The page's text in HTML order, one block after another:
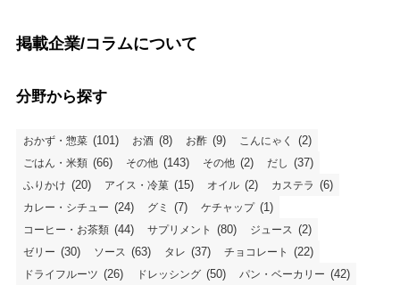
掲載企業/コラムについて
分野から探す
おかず・惣菜 (101) お酒 (8) お酢 (9) こんにゃく (2)
ごはん・米類 (66) その他 (143) その他 (2) だし (37)
ふりかけ (20) アイス・冷菓 (15) オイル (2) カステラ (6)
カレー・シチュー (24) グミ (7) ケチャップ (1)
コーヒー・お茶類 (44) サプリメント (80) ジュース (2)
ゼリー (30) ソース (63) タレ (37) チョコレート (22)
ドライフルーツ (26) ドレッシング (50) パン・ベーカリー (42)